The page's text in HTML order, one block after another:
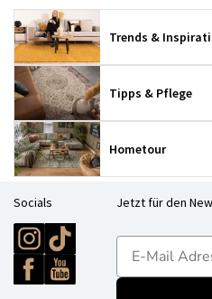
Trends &
Tipps & Pflege
Hometour
Socials Jetzt für den
E-